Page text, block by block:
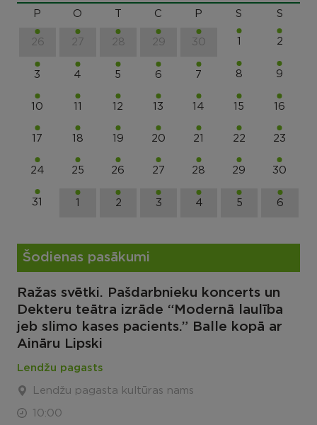
P O C P S S
26 27 28 29 30 1 2
3 4 5 6 7 8 9
10 11 12 13 14 15 16
17 18 19 20 21 22 23
24 25 26 27 28 29 30
31 1 2 3 4 5 6
Šodienas pasākumi
Ražas svētki. Pašdarbnieku koncerts un
Dekteru teātra izrāde “Modernā laulība
jeb slimo kases pacients.” Balle kopā ar
Aināru Lipski
Lendžu pagasts
Lendžu pagasta kultūras nams
10:00